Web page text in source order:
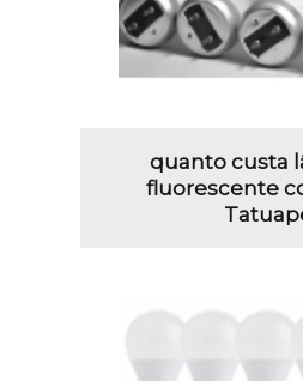
quanto custa
fluorescente